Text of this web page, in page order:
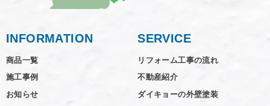
INFORMATION
商品一覧
施工事例
お知らせ
SERVICE
リフォーム工事の流れ
不動産紹介
ダイキョーの外壁塗装